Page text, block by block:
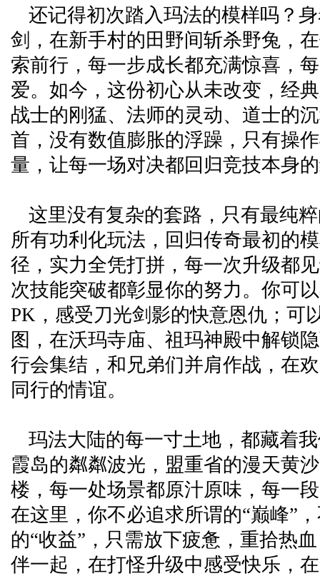
还记得初次踏入玛法的模样吗？
剑，在新手村的田野间斩杀野兔，
索前行，每一步成长都充满惊喜，
爱。如今，这份初心从未改变，经
战士的刚猛、法师的灵动、道士的
首，没有数值膨胀的浮躁，只有操
量，让每一场对决都回归竞技本身
这里没有复杂的套路，只有最纯
所有功利化玩法，回归传奇最初的
径，实力全凭打拼，每一次升级都
次技能突破都彰显你的努力。你可
PK，感受刀光剑影的快意恩仇；可
图，在沃玛寺庙、祖玛神殿中解锁
行会集结，和兄弟们并肩作战，在
同行的情谊。
玛法大陆的每一寸土地，都藏着
霞岛的粼粼波光，盟重省的漫天黄
楼，每一处场景都原汁原味，每一
在这里，你不必追求所谓的“巅峰”
的“收益”，只需放下疲惫，重拾热
伴一起，在打怪升级中感受快乐，